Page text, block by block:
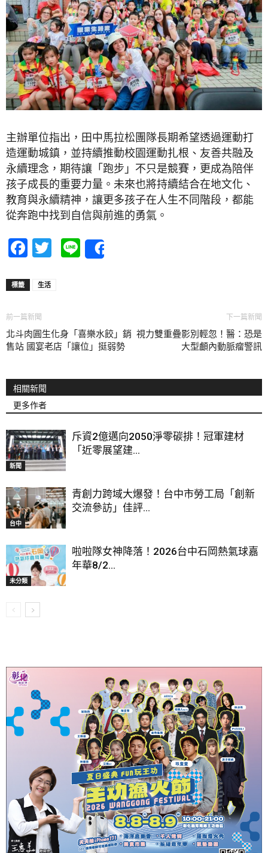
主辦單位指出，田中馬拉松團隊長期希望透過運動打
造運動城鎮，並持續推動校園運動扎根、友善共融及
永續理念，期待讓「跑步」不只是競賽，更成為陪伴
孩子成長的重要力量。未來也將持續結合在地文化、
教育與永續精神，讓更多孩子在人生不同階段，都能
從奔跑中找到自信與前進的勇氣。
Facebook
Twitter
Line
標籤 生活
前一篇新聞
北斗肉圓生化身「喜樂水餃」銷
售站 國宴老店「讓位」挺弱勢
下一篇新聞
視力雙重疊影別輕忽！醫：恐是
大型顱內動脈瘤警訊
相關新聞
更多作者
新聞
斥資2億邁向2050淨零碳排！冠軍建材
「近零展望建...
台中
青創力跨域大爆發！台中市勞工局「創新
交流參訪」佳評...
未分類
啦啦隊女神降落！2026台中石岡熱氣球嘉
年華8/2...